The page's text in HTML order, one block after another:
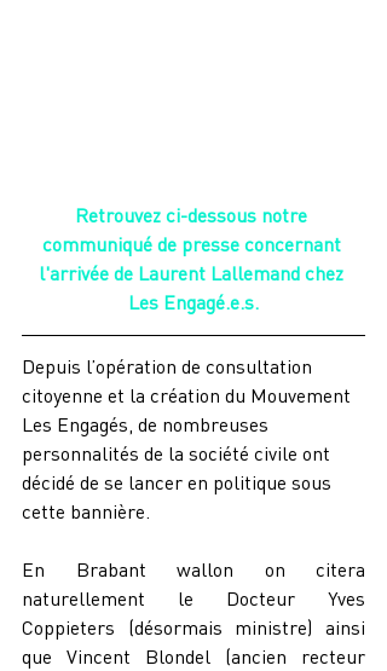
Retrouvez ci-dessous notre
communiqué de presse concernant
l'arrivée de Laurent Lallemand chez
Les Engagé.e.s.
Depuis l’opération de consultation
citoyenne et la création du Mouvement
Les Engagés, de nombreuses
personnalités de la société civile ont
décidé de se lancer en politique sous
cette bannière.
En Brabant wallon on citera
naturellement le Docteur Yves
Coppieters (désormais ministre) ainsi
que Vincent Blondel (ancien recteur